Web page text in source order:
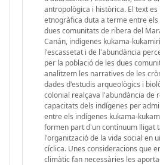
antropològica i històrica. El text
etnogràfica duta a terme entre els
dues comunitats de ribera del
Canán, indígenes kukama-
l'escassetat i de l'abundància
per la població de les dues
analitzem les narratives de les
dades d'estudis arqueològics i
colonial realçava l'abundància de
capacitats dels indígenes per
entre els indígenes kukama-
formen part d'un contínuum lligat
l'organització de la vida social en
cíclica. Unes consideracions que
climàtic fan necessàries les